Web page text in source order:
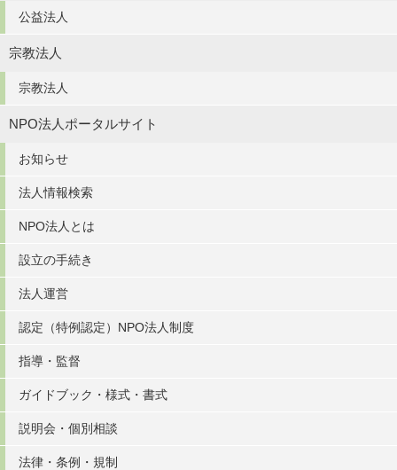
公益法人
宗教法人
宗教法人
NPO法人ポータルサイト
お知らせ
法人情報検索
NPO法人とは
設立の手続き
法人運営
認定（特例認定）NPO法人制度
指導・監督
ガイドブック・様式・書式
説明会・個別相談
法律・条例・規制